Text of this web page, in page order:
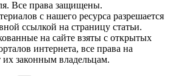
Все права защищены.
с нашего ресурса разрешается
ссылкой на страницу статьи.
на сайте взяты с открытых
интернета, все права на
их законным владельцам.